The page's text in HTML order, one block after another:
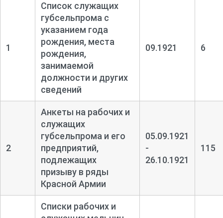
1
Список служащих
губсельпрома с
указанием года
рождения, места
рождения,
занимаемой
должности и других
сведений
09.1921 6
2
Анкеты на рабочих и
служащих
губсельпрома и его
предприятий,
подлежащих
призыву в ряды
Красной Армии
05.09.1921
-
26.10.1921
115
Списки рабочих и